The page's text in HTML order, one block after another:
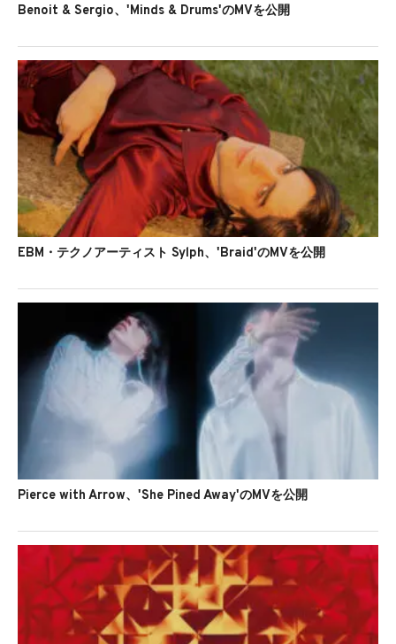
Benoit & Sergio、'Minds & Drums'のMVを公開
EBM・テクノアーティスト Sylph、'Braid'のMVを公開
Pierce with Arrow、'She Pined Away'のMVを公開